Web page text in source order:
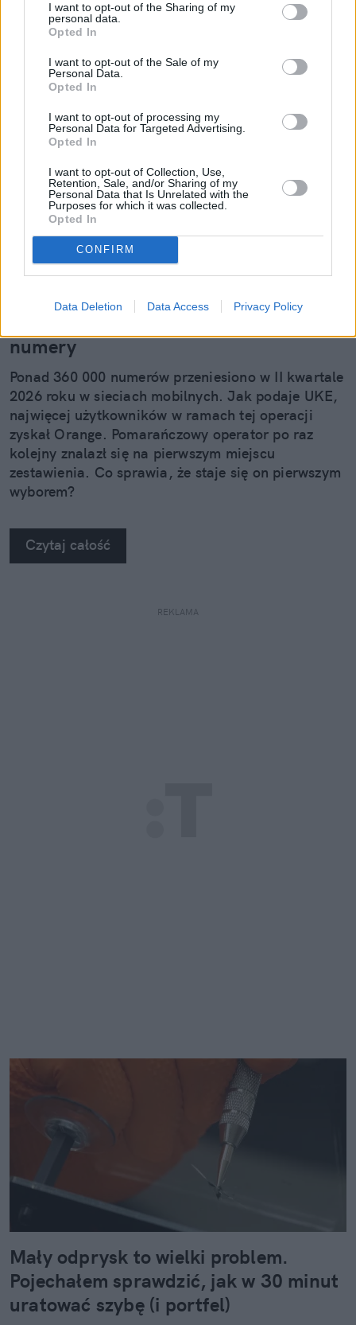
I want to opt-out of the Sharing of my
personal data.
Opted In
I want to opt-out of the Sale of my
Personal Data.
Opted In
I want to opt-out of processing my
Personal Data for Targeted Advertising.
Opted In
I want to opt-out of Collection, Use,
Retention, Sale, and/or Sharing of my
Personal Data that Is Unrelated with the
Purposes for which it was collected.
Opted In
CONFIRM
Data Deletion Data Access Privacy Policy
Czytaj więcej
Orange znów na czele. Powody, dla
numery
Ponad 360 000 numerów przeniesiono w II kwartale
2026 roku w sieciach mobilnych. Jak podaje UKE,
najwięcej użytkowników w ramach tej operacji
zyskał Orange. Pomarańczowy operator po raz
kolejny znalazł się na pierwszym miejscu
zestawienia. Co sprawia, że staje się on pierwszym
wyborem?
Czytaj całość
REKLAMA
Mały odprysk to wielki problem.
Pojechałem sprawdzić, jak w 30 minut
uratować szybę (i portfel)